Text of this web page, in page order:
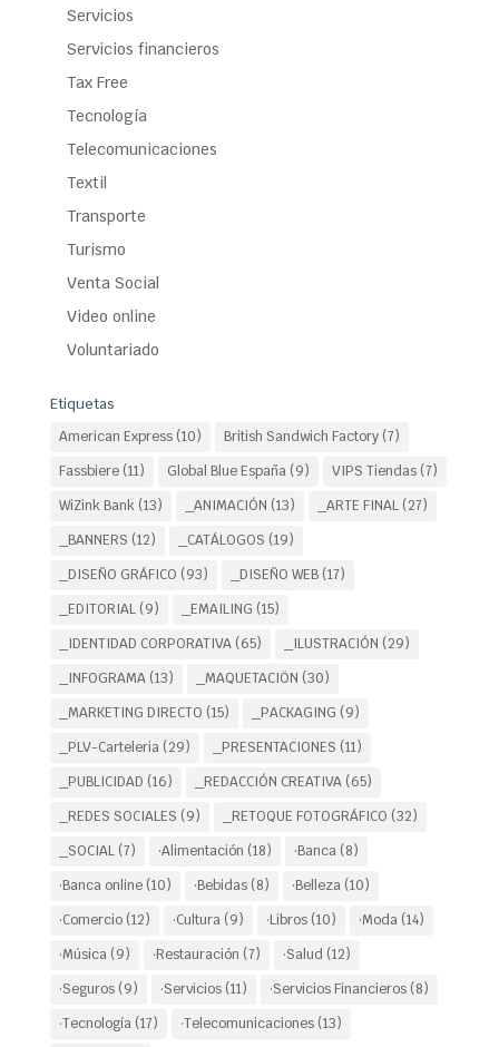
Servicios
Servicios financieros
Tax Free
Tecnología
Telecomunicaciones
Textil
Transporte
Turismo
Venta Social
Video online
Voluntariado
Etiquetas
American Express(10) British Sandwich Factory(7)
Fassbiere(11) Global Blue España(9) VIPS Tiendas(7)
WiZink Bank(13) _ANIMACIÓN (13) _ARTE FINAL(27)
_BANNERS (12) _CATÁLOGOS (19)
_DISEÑO GRÁFICO (93) _DISEÑO WEB(17)
_EDITORIAL(9) _EMAILING (15)
_IDENTIDAD CORPORATIVA(65) _ILUSTRACIÓN (29)
_INFOGRAMA(13) _MAQUETACIÖN (30)
_MARKETING DIRECTO (15) _PACKAGING (9)
_PLV-Carteleria(29) _PRESENTACIONES (11)
_PUBLICIDAD (16) _REDACCIÓN CREATIVA(65)
_REDES SOCIALES (9) _RETOQUE FOTOGRÁFICO (32)
_SOCIAL(7) ·Alimentación (18) ·Banca(8)
·Banca online(10) ·Bebidas(8) ·Belleza(10)
·Comercio(12) ·Cultura(9) ·Libros(10) ·Moda(14)
·Música(9) ·Restauración (7) ·Salud (12)
·Seguros(9) ·Servicios(11) ·Servicios Financieros(8)
·Tecnología(17) ·Telecomunicaciones(13)